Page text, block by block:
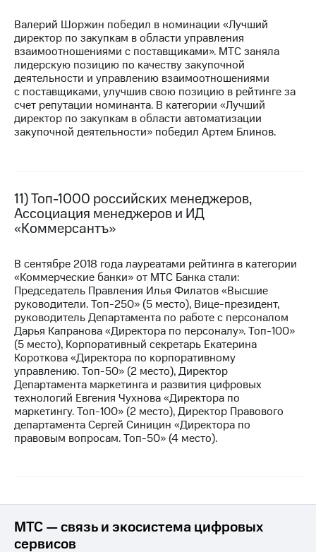
Валерий Шоржин победил в номинации «Лучший
директор по закупкам в области управления
взаимоотношениями с поставщиками». МТС заняла
лидерскую позицию по качеству закупочной
деятельности и управлению взаимоотношениями
с поставщиками, улучшив свою позицию в рейтинге за
счет репутации номинанта. В категории «Лучший
директор по закупкам в области автоматизации
закупочной деятельности» победил Артем Блинов.
11) Топ-1000 российских менеджеров,
Ассоциация менеджеров и ИД
«Коммерсантъ»
В сентябре 2018 года лауреатами рейтинга в категории
«Коммерческие банки» от МТС Банка стали:
Председатель Правления Илья Филатов «Высшие
руководители. Топ-250» (5 место), ​Вице-президент,
руководитель Департамента по работе с персоналом
Дарья Капранова «Директора по персоналу». Топ-100»
(5 место), Корпоративный секретарь Екатерина
Короткова «Директора по корпоративному
управлению. Топ-50» (2 место), Директор
Департамента маркетинга и развития цифровых
технологий Евгения Чухнова «Директора по
маркетингу. Топ-100» (2 место), ​Директор Правового
департамента Сергей Синицин «Директора по
правовым вопросам. Топ-50» (4 место).
МТС — связь и экосистема цифровых
сервисов